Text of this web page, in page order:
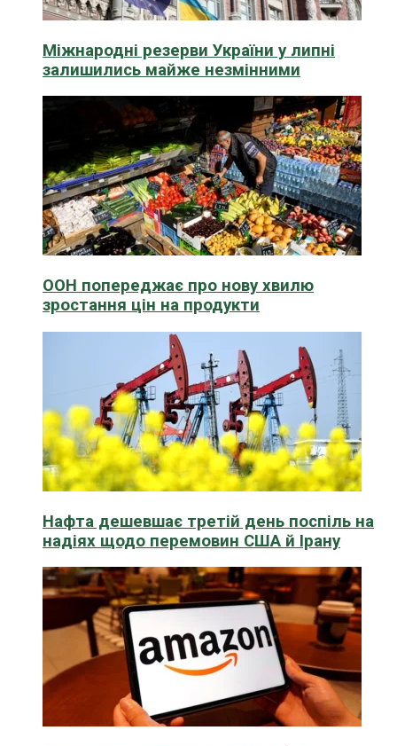
Міжнародні резерви України у липні
залишились майже незмінними
ООН попереджає про нову хвилю
зростання цін на продукти
Нафта дешевшає третій день поспіль на
надіях щодо перемовин США й Ірану